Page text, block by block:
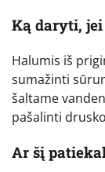
Ką daryti,
Halumis iš
sumažinti
šaltame
pašalinti
Ar šį